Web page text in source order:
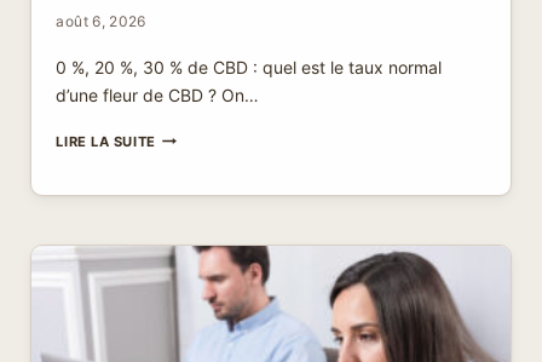
août 6, 2026
0 %, 20 %, 30 % de CBD : quel est le taux normal
d’une fleur de CBD ? On…
LIRE LA SUITEQUEL
TAUX
FLEUR
DE
NORMALE